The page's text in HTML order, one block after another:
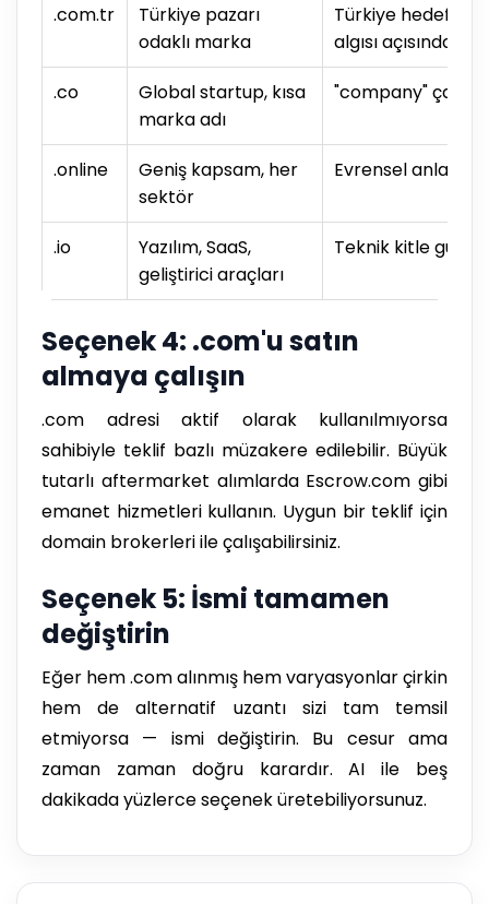
.com.tr
Türkiye pazarı
odaklı marka
Türkiye
algısı açısından
.co
Global startup, kısa
marka adı
"company"
.online
Geniş kapsam, her
sektör
Evrensel
.io
Yazılım, SaaS,
geliştirici araçları
Teknik kitle güveni
Seçenek 4: .com'u satın
almaya çalışın
.com adresi aktif olarak kullanılmıyorsa
sahibiyle teklif bazlı müzakere edilebilir. Büyük
tutarlı aftermarket alımlarda Escrow.com gibi
emanet hizmetleri kullanın. Uygun bir teklif için
domain brokerleri ile çalışabilirsiniz.
Seçenek 5: İsmi tamamen
değiştirin
Eğer hem .com alınmış hem varyasyonlar çirkin
hem de alternatif uzantı sizi tam temsil
etmiyorsa — ismi değiştirin. Bu cesur ama
zaman zaman doğru karardır. AI ile beş
dakikada yüzlerce seçenek üretebiliyorsunuz.